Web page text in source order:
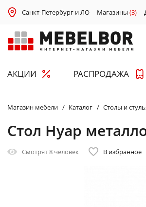
Санкт-Петербург и ЛО Магазины (3)
АКЦИИ РАСПРОДАЖА
Магазин мебели Каталог Столы и
Стол Нуар
Смотрят8 человек В избранное